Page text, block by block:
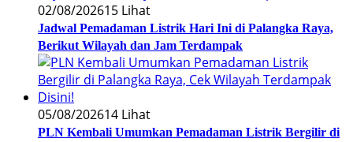
02/08/202615 Lihat
Jadwal Pemadaman Listrik Hari Ini di Palangka Raya,
Berikut Wilayah dan Jam Terdampak
05/08/202614 Lihat
PLN Kembali Umumkan Pemadaman Listrik Bergilir di